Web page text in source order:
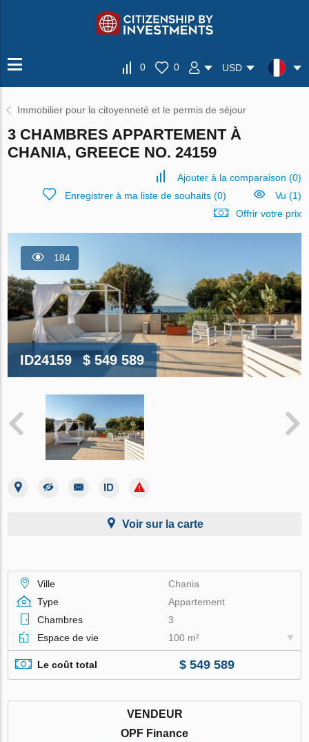
0 0 USD
Immobilier pour la citoyenneté et le permis de séjour
3 CHAMBRES APPARTEMENT À
CHANIA, GREECE NO. 24159
Ajouter à la comparaison (0)
Enregistrer à ma liste de souhaits(0)
Vu (1)
Offrir votre prix
184
ID24159 $ 549 589
Voir sur la carte
Ville
Chania
Type
Appartement
Chambres
3
Espace de vie
100 m²
Le coût total $ 549 589
VENDEUR
OPF Finance